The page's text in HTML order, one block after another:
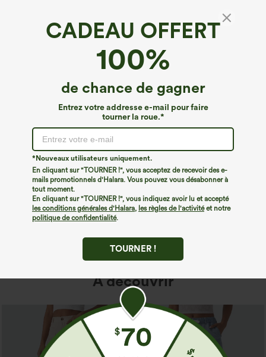
CADEAU OFFERT
100%
de chance de gagner
Entrez votre addresse e-mail pour faire
tourner la roue.*
*Nouveaux utilisateurs uniquement.
En cliquant sur "TOURNER !", vous acceptez de recevoir des e-
mails promotionnels d'Halara. Vous pouvez vous désabonner à
tout moment.
En cliquant sur "TOURNER !", vous indiquez avoir lu et accepté
les conditions générales d'Halara, les règles de l'activitéet notre
politique de confidentialité.
TOURNER !
Nous ne semblons pas pouvoir trouver la page que
vous recherchez.
Acheter plus
À découvrir